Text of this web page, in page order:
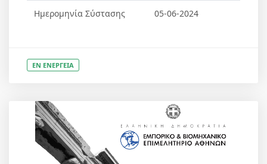
Ημερομηνία Σύστασης 05-06-2024
ΕΝ ΕΝΕΡΓΕΙΑ